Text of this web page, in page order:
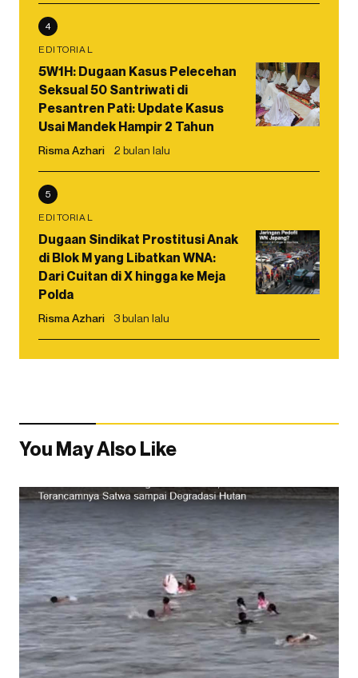
4
EDITORIAL
5W1H: Dugaan Kasus Pelecehan
Seksual 50 Santriwati di
Pesantren Pati: Update Kasus
Usai Mandek Hampir 2 Tahun
Risma Azhari 2 bulan lalu
5
EDITORIAL
Dugaan Sindikat Prostitusi Anak
di Blok M yang Libatkan WNA:
Dari Cuitan di X hingga ke Meja
Polda
Risma Azhari 3 bulan lalu
You May Also Like